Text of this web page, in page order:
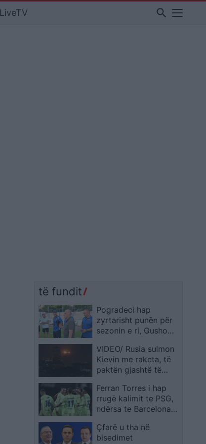
LiveTV search
të fundit
Pogradeci hap
zyrtarisht punën për
sezonin e ri, Gusho
kthimi në “Abissnet
Superiore”
VIDEO/ Rusia sulmon
Kievin me raketa, të
paktën gjashtë të
Ferran Torres i hap
rrugë kalimit te PSG,
ndërsa te Barcelona
pas marrëveshjes për
Karim Adeyemin
Çfarë u tha në
bisedimet